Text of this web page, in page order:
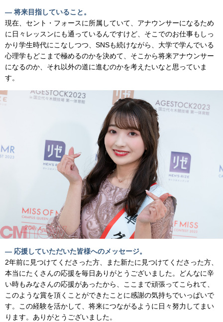
— 将来目指していること。
現在、セント・フォースに所属していて、アナウンサーになるため
に日々レッスンにも通っているんですけど、そこでのお仕事もしっ
かり学生時代にこなしつつ、SNSも続けながら、大学で学んでいる
心理学もどこまで極めるのかを決めて、そこから将来アナウンサー
になるのか、それ以外の道に進むのかを考えたいなと思っていま
す。
— 応援していただいた皆様へのメッセージ。
2年前に見つけてくださった方、また新たに見つけてくださった方、
本当にたくさんの応援を毎日ありがとうございました。どんなに辛
い時もみなさんの応援があったから、ここまで頑張ってこられて、
このような賞を頂くことができたことに感謝の気持ちでいっぱいで
す。この経験を活かして、将来につながるように日々努力してまい
ります。ありがとうございました。